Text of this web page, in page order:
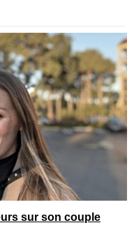
sur son couple